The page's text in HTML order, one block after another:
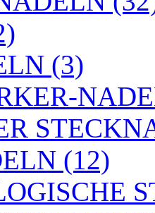
(3)
(12)